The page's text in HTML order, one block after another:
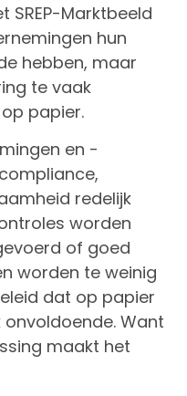
SREP-Marktbeeld
hun
hebben, maar
te vaak
papier.
en -
redelijk
worden
of goed
worden te weinig
dat op papier
Want
maakt het